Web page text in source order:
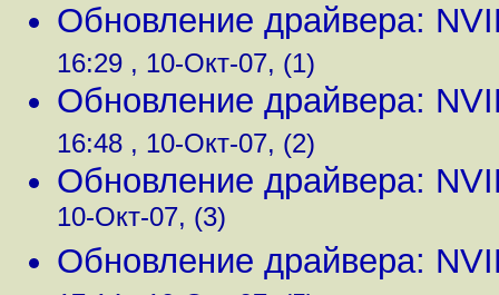
Обновление драйвера:
16:29 , 10-Окт-07, (1)
Обновление драйвера:
16:48 , 10-Окт-07, (2)
Обновление драйвера:
10-Окт-07, (3)
Обновление драйвера: